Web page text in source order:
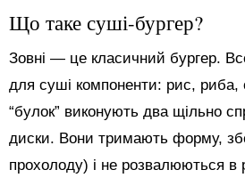
Що таке суші-бургер?
Зовні — це класичний бургер.
для суші компоненти: рис, риба,
“булок” виконують два щільно
диски. Вони тримають форму,
прохолоду) і не розвалюються в